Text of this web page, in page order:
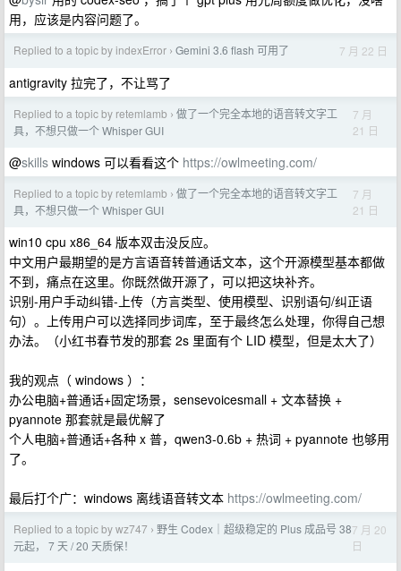
用，应该是内容问题了。
Replied to a topic by indexError › Gemini 3.6 flash 可用了 7 月 22 日
antigravity 拉完了，不让骂了
Replied to a topic by retemlamb › 做了一个完全本地的语音转文字工
具，不想只做一个 Whisper GUI
7 月
21 日
@skills windows 可以看看这个 https://owlmeeting.com/
Replied to a topic by retemlamb › 做了一个完全本地的语音转文字工
具，不想只做一个 Whisper GUI
7 月
21 日
win10 cpu x86_64 版本双击没反应。
中文用户最期望的是方言语音转普通话文本，这个开源模型基本都做
不到，痛点在这里。你既然做开源了，可以把这块补齐。
识别-用户手动纠错-上传（方言类型、使用模型、识别语句/纠正语
句）。上传用户可以选择同步词库，至于最终怎么处理，你得自己想
办法。（小红书春节发的那套 2s 里面有个 LID 模型，但是太大了）
我的观点（ windows ）：
办公电脑+普通话+固定场景，sensevoicesmall + 文本替换 +
pyannote 那套就是最优解了
个人电脑+普通话+各种 x 普，qwen3-0.6b + 热词 + pyannote 也够用
了。
最后打个广：windows 离线语音转文本 https://owlmeeting.com/
Replied to a topic by wz747 › 野生 Codex｜超级稳定的 Plus 成品号 38
元起， 7 天 / 20 天质保！
7 月 20
日